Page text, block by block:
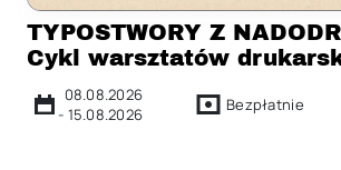
TYPOSTWORY Z
Cykl warsztatów
08.08.2026
- 15.08.2026 Bezpłatnie